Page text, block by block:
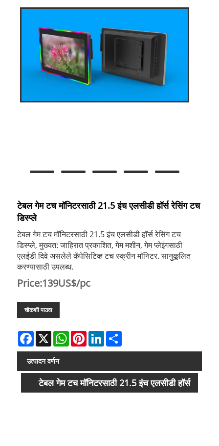
टेबल गेम टच मॉनिटरसाठी 21.5 इंच एलसीडी हॉर्स रेसिंग टच
डिस्प्ले
टेबल गेम टच मॉनिटरसाठी 21.5 इंच एलसीडी हॉर्स रेसिंग टच
डिस्प्ले, मुख्यत: जाहिरात प्रकाशित, गेम मशीन, गेम प्लेइंगसाठी
एलईडी दिवे असलेले कॅपेसिटिव्ह टच स्क्रीन मॉनिटर. सानुकूलित
करण्यासाठी उपलब्ध.
Price:139US$/pc
चौकशी पाठवा
Facebook
X WhatsAppPinterestLinkedIn
उत्पादन वर्णन
टेबल गेम टच मॉनिटरसाठी 21.5 इंच एलसीडी हॉर्स